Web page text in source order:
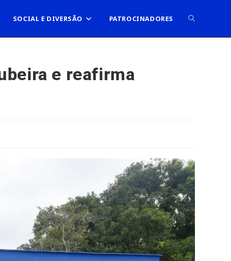
SOCIAL E DIVERSÃO PATROCINADORES ALTERNAR
e reafirma